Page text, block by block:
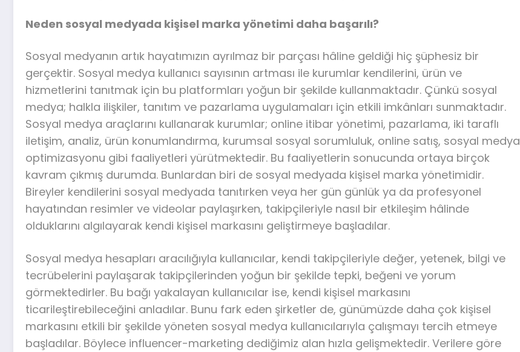
Neden sosyal medyada kişisel marka yönetimi daha başarılı?
Sosyal medyanın artık hayatımızın ayrılmaz bir parçası hâline geldiği hiç şüphesiz bir
gerçektir. Sosyal medya kullanıcı sayısının artması ile kurumlar kendilerini, ürün ve
hizmetlerini tanıtmak için bu platformları yoğun bir şekilde kullanmaktadır. Çünkü sosyal
medya; halkla ilişkiler, tanıtım ve pazarlama uygulamaları için etkili imkânları sunmaktadır.
Sosyal medya araçlarını kullanarak kurumlar; online itibar yönetimi, pazarlama, iki taraflı
iletişim, analiz, ürün konumlandırma, kurumsal sosyal sorumluluk, online satış, sosyal medya
optimizasyonu gibi faaliyetleri yürütmektedir. Bu faaliyetlerin sonucunda ortaya birçok
kavram çıkmış durumda. Bunlardan biri de sosyal medyada kişisel marka yönetimidir.
Bireyler kendilerini sosyal medyada tanıtırken veya her gün günlük ya da profesyonel
hayatından resimler ve videolar paylaşırken, takipçileriyle nasıl bir etkileşim hâlinde
olduklarını algılayarak kendi kişisel markasını geliştirmeye başladılar.
Sosyal medya hesapları aracılığıyla kullanıcılar, kendi takipçileriyle değer, yetenek, bilgi ve
tecrübelerini paylaşarak takipçilerinden yoğun bir şekilde tepki, beğeni ve yorum
görmektedirler. Bu bağı yakalayan kullanıcılar ise, kendi kişisel markasını
ticarileştirebileceğini anladılar. Bunu fark eden şirketler de, günümüzde daha çok kişisel
markasını etkili bir şekilde yöneten sosyal medya kullanıcılarıyla çalışmayı tercih etmeye
başladılar. Böylece influencer-marketing dediğimiz alan hızla gelişmektedir. Verilere göre